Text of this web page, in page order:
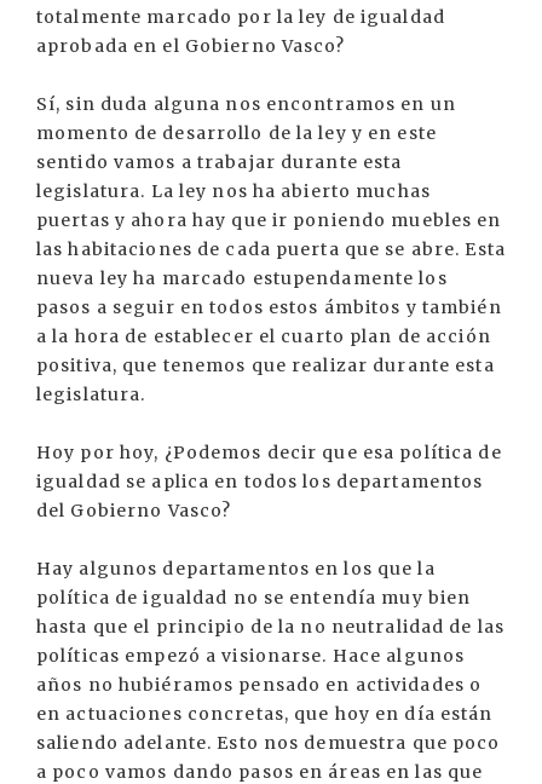
totalmente marcado por la ley de igualdad
aprobada en el Gobierno Vasco?
Sí, sin duda alguna nos encontramos en un
momento de desarrollo de la ley y en este
sentido vamos a trabajar durante esta
legislatura. La ley nos ha abierto muchas
puertas y ahora hay que ir poniendo muebles en
las habitaciones de cada puerta que se abre. Esta
nueva ley ha marcado estupendamente los
pasos a seguir en todos estos ámbitos y también
a la hora de establecer el cuarto plan de acción
positiva, que tenemos que realizar durante esta
legislatura.
Hoy por hoy, ¿Podemos decir que esa política de
igualdad se aplica en todos los departamentos
del Gobierno Vasco?
Hay algunos departamentos en los que la
política de igualdad no se entendía muy bien
hasta que el principio de la no neutralidad de las
políticas empezó a visionarse. Hace algunos
años no hubiéramos pensado en actividades o
en actuaciones concretas, que hoy en día están
saliendo adelante. Esto nos demuestra que poco
a poco vamos dando pasos en áreas en las que